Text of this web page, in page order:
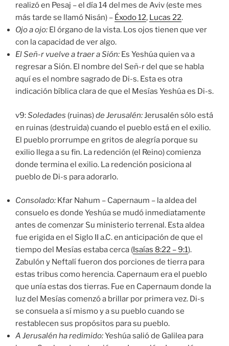
realizó en Pesaj – el día 14 del mes de Aviv (este mes
más tarde se llamó Nisán) – Éxodo 12, Lucas 22.
Ojo a ojo: El órgano de la vista. Los ojos tienen que ver
con la capacidad de ver algo.
El Señ-r vuelve a traer aSión: Es Yeshúa quien va a
regresar a Sión. El nombre del Señ-r del que se habla
aquí es el nombre sagrado de Di-s. Esta es otra
indicación bíblica clara de que el Mesías Yeshúa es Di-s.
v9:Soledades (ruinas)de Jerusalén:Jerusalén sólo está
en ruinas (destruida) cuando el pueblo está en el exilio.
El pueblo prorrumpe en gritos de alegría porque su
exilio llega a su fin. La redención (el Reino) comienza
donde termina el exilio. La redención posiciona al
pueblo de Di-s para adorarlo.
Consolado: Kfar Nahum – Capernaum – la aldea del
consuelo es donde Yeshúa se mudó inmediatamente
antes de comenzar Su ministerio terrenal. Esta aldea
fue erigida en el Siglo II a.C. en anticipación de que el
tiempo del Mesías estaba cerca (Isaías 8:22 – 9:1).
Zabulón y Neftalí fueron dos porciones de tierra para
estas tribus como herencia. Capernaum era el pueblo
que unía estas dos tierras. Fue en Capernaum donde la
luz del Mesías comenzó a brillar por primera vez. Di-s
se consuela a sí mismo y a su pueblo cuando se
restablecen sus propósitos para su pueblo.
A Jerusalén ha redimido:Yeshúa salió de Galilea para